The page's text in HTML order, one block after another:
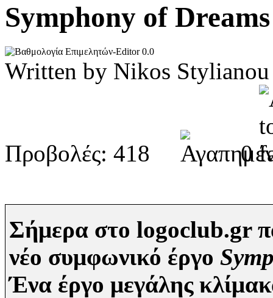
Symphony of
0.0
Written by Nikos
Προβολές: 418 0
Σήμερα στο logoclub.gr
νέο συμφωνικό έργο
Ένα έργο μεγάλης